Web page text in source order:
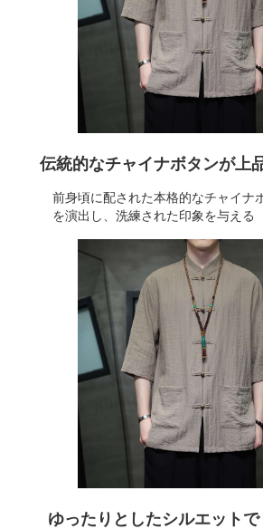
伝統的なチャイナボタンが上
前身頃に配された本格的なチャイナ
を演出し、洗練された印象を与える
ゆったりとしたシルエット